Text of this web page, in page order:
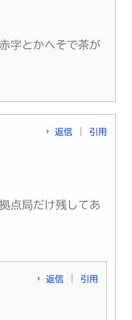
字とかへそで茶が
返信 引用
点局だけ残してあ
返信 引用